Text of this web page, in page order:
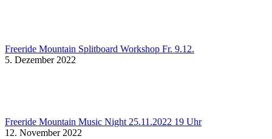
Freeride Mountain Splitboard Workshop Fr. 9.12.
5. Dezember 2022
Freeride Mountain Music Night 25.11.2022 19 Uhr
12. November 2022